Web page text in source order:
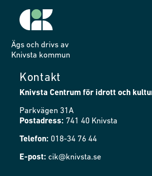
Ägs och drivs av
Knivsta kommun
Kontakt
Knivsta Centrum för idrott och
Parkvägen 31A
Postadress: 741 40 Knivsta
Telefon: 018-34 76 44
E-post: cik@knivsta.se